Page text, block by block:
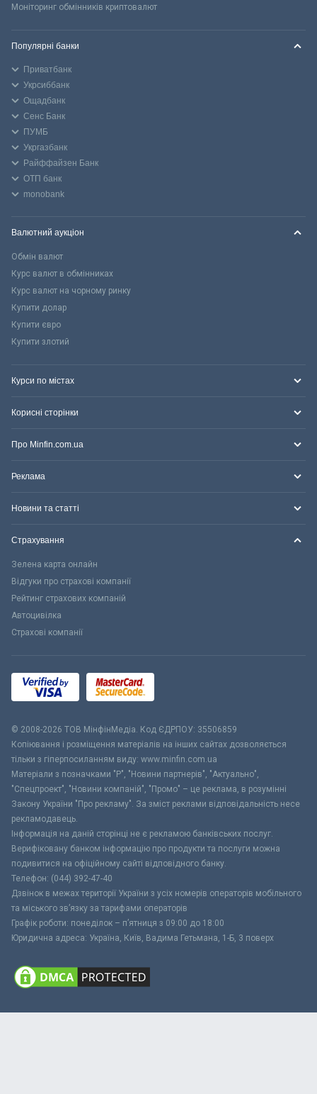
Моніторинг обмінників криптовалют
Популярні банки
Приватбанк
Укрсиббанк
Ощадбанк
Сенс Банк
ПУМБ
Укргазбанк
Райффайзен Банк
ОТП банк
monobank
Валютний аукціон
Обмін валют
Курс валют в обмінниках
Курс валют на чорному ринку
Купити долар
Купити євро
Купити злотий
Курси по містах
Корисні сторінки
Про Minfin.com.ua
Реклама
Новини та статті
Страхування
Зелена карта онлайн
Відгуки про страхові компанії
Рейтинг страхових компаній
Автоцивілка
Страхові компанії
© 2008-2026 ТОВ МiнфiнМедiа. Код ЄДРПОУ: 35506859
Копіювання і розміщення матеріалів на інших сайтах дозволяється
тільки з гіперпосиланням виду: www.minfin.com.ua
Матеріали з позначками "Р", "Новини партнерів", "Актуально",
"Спецпроект", "Новини компаній", "Промо" – це реклама, в розумінні
Закону України "Про рекламу". За зміст реклами відповідальність несе
рекламодавець.
Інформація на даній сторінці не є рекламою банківських послуг.
Верифіковану банком інформацію про продукти та послуги можна
подивитися на офіційному сайті відповідного банку.
Телефон: (044) 392-47-40
Дзвінок в межах території України з усіх номерів операторів мобільного
та міського зв’язку за тарифами операторів
Графік роботи: понеділок – п’ятниця з 09:00 до 18:00
Юридична адреса: Україна, Київ, Вадима Гетьмана, 1-Б, 3 поверх